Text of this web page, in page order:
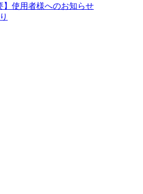
】使用者様へのお知らせ